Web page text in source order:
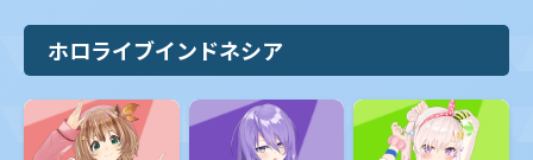
ホロライブインドネシア